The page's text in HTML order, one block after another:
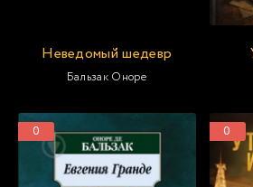
Неведомый шедевр
Бальзак Оноре
0 0